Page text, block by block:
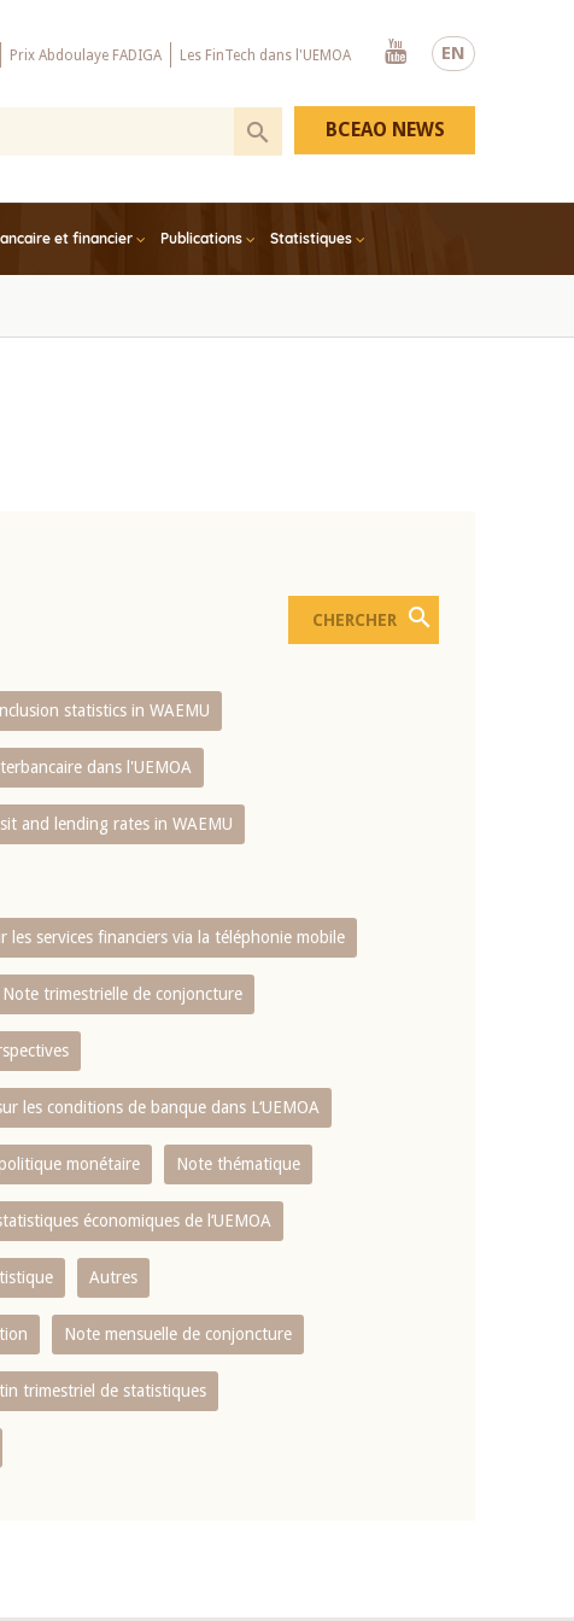
EN
Prix Abdoulaye FADIGA Les FinTech dans l'UEMOA
Youtube
et financier Publications Statistiques
BCEAO NEWS
statistics in WAEMU
dans l'UEMOA
and lending rates in WAEMU
les services financiers via la téléphonie mobile
Note trimestrielle de conjoncture
les conditions de banque dans L‘UEMOA
monétaire Note thématique
économiques de l‘UEMOA
Autres
Note mensuelle de conjoncture
trimestriel de statistiques